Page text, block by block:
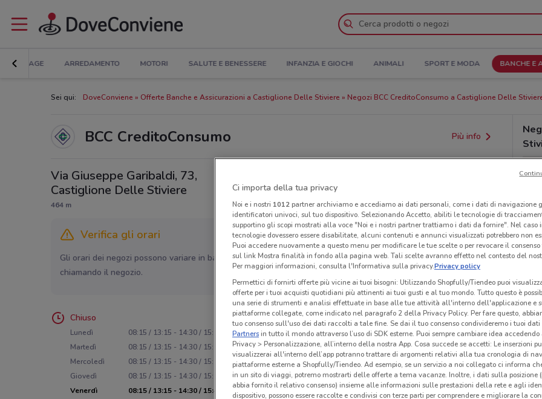
BRICOLAGE ARREDAMENTO MOTORI SALUTE E BENESSERE INFANZIA E GIOCHI ANIMALI SPORT E MODA BANCHE E
Sei qui: DoveConviene Offerte Banche e Assicurazioni a Castiglione Delle Stiviere Negozi BCC CreditoConsumo a Castiglione Delle
BCC CreditoConsumo Più info
Via Giuseppe Garibaldi, 73,
Castiglione Delle Stiviere
464 m
Verifica gli orari
Gli orari dei negozi possono variare in base agli ultimi provvedimenti regionali o nazionali. Verifica l’accuratezza
chiamando il negozio.
Chiuso
Lunedì
08:15 / 13:15 - 14:30 / 15:45
Martedì
08:15 / 13:15 - 14:30 / 15:45
Mercoledì
08:15 / 13:15 - 14:30 / 15:45
Giovedì
08:15 / 13:15 - 14:30 / 15:45
Venerdì
08:15 / 13:15 - 14:30 / 15:45
Ci importa della tua privacy
Noi e i nostri 1012partner archiviamo e accediamo ai dati personali, come i dati di navigazione
identificatori univoci, sul tuo dispositivo. Selezionando Accetto, abiliti le tecnologie di
supportino gli scopi mostrati alla voce "Noi e i nostri partner trattiamo i dati da fornire". Nel caso
tecnologie dovessero essere disabilitate, alcuni contenuti e annunci visualizzati potrebbero non
Puoi accedere nuovamente a questo menu per modificare le tue scelte o per revocare il
sul link Mostra finalità in fondo alla pagina web. Tali scelte avranno effetto nel contesto del
Per maggiori informazioni, consulta l'Informativa sulla privacy.Privacy policy
Permettici di fornirti offerte più vicine ai tuoi bisogni: Utilizzando Shopfully/Tiendeo puoi
offerte per i tuoi acquisti quotidiani più attinenti ai tuoi gusti e al tuo mondo. Tutto questo è
una serie di strumenti e analisi effettuate in base alle tue attività all'interno dell'applicazione e
piattaforme collegate, come indicato nel paragrafo 2 della Privacy Policy. Per fare questo,
tuo consenso sull'uso dei dati raccolti a tale fine. Se dai il tuo consenso condivideremo i tuoi dati
Partnersin tutto il mondo attraverso l’uso di SDK esterne. Puoi sempre cambiare idea accedendo
Privacy > Personalizzazione, all’interno della nostra App. Cosa succede se accetti: Le inserzioni
visualizzerai all'interno dell’app potranno trattare di argomenti relativi alla tua cronologia di
piattaforme esterne a Shopfully/Tiendeo. Ad esempio, se un servizio a noi collegato ci informa
in un sito di viaggi, potremo mostrarti delle offerte a tema vacanze. Inoltre, i dati sulla posizione
abbia fornito il relativo consenso) insieme alle informazioni sulle prestazioni della rete e agli
dispositivo, possono essere raccolte e condivisi con terze parti per comprendere e migliorare la